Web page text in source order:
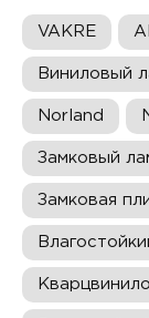
VAKRE
Виниловый
Norland
Замковый
Замковая